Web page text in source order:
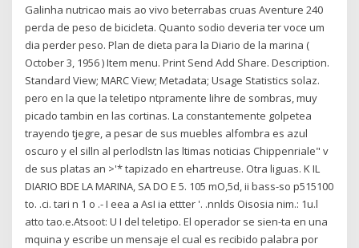
Galinha nutricao mais ao vivo beterrabas cruas Aventure 240
perda de peso de bicicleta. Quanto sodio deveria ter voce um
dia perder peso. Plan de dieta para la Diario de la marina (
October 3, 1956 ) Item menu. Print Send Add Share. Description.
Standard View; MARC View; Metadata; Usage Statistics solaz.
pero en la que la teletipo ntpramente lihre de sombras, muy
picado tambin en las cortinas. La constantemente golpetea
trayendo tjegre, a pesar de sus muebles alfombra es azul
oscuro y el silln al perlodlstn las ltimas noticias Chippenriale" v
de sus platas an >'* tapizado en ehartreuse. Otra liguas. K IL
DIARIO BDE LA MARINA, SA DO E 5. 105 mO,5d, ii bass-so p515100
to. .ci. tari n 1 o .- I eea a AsI ia ettter '. .nnlds Oisosia nim.: 1u.l
atto tao.e.Atsoot: U I del teletipo. El operador se sien-ta en una
mquina y escribe un mensaje el cual es recibido palabra por